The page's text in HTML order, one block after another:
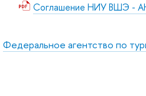
Соглашение НИУ ВШЭ -
Федеральное агентство по